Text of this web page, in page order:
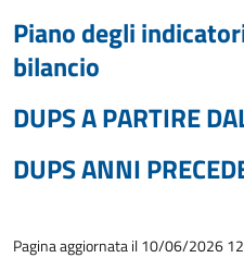
Piano degli
bilancio
DUPS A PARTIRE
DUPS ANNI
Pagina aggiornata il 10/06/2026